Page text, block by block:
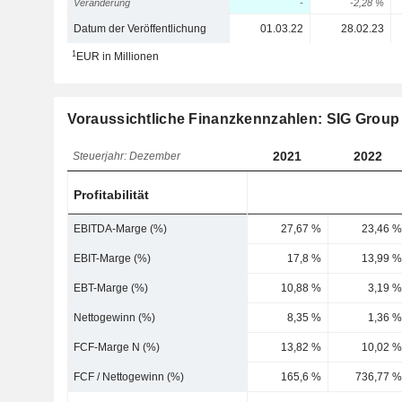
Veränderung - -2,28 %
Datum der Veröffentlichung 01.03.22 28.02.23
1EUR in Millionen
Voraussichtliche Finanzkennzahlen: SIG Group
Steuerjahr: Dezember 2021 2022
Profitabilität
EBITDA-Marge (%) 27,67 % 23,46 %
EBIT-Marge (%) 17,8 % 13,99 %
EBT-Marge (%) 10,88 % 3,19 %
Nettogewinn (%) 8,35 % 1,36 %
FCF-Marge N (%) 13,82 % 10,02 %
FCF / Nettogewinn (%) 165,6 % 736,77 %